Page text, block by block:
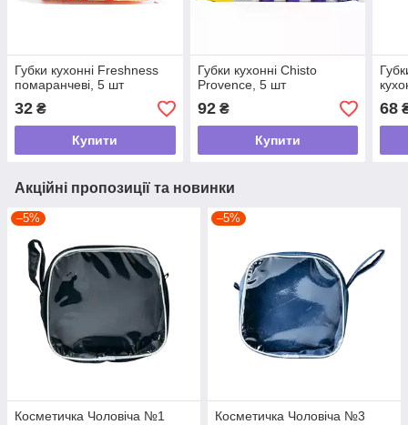
Губки кухонні Freshness
помаранчеві, 5 шт
32 ₴
Купити
Губки кухонні Chisto
Provence, 5 шт
92₴
Купити
68
Акційні пропозиції та новинки
–5%
Косметичка Чоловіча №1
–5%
Косметичка Чоловіча №3